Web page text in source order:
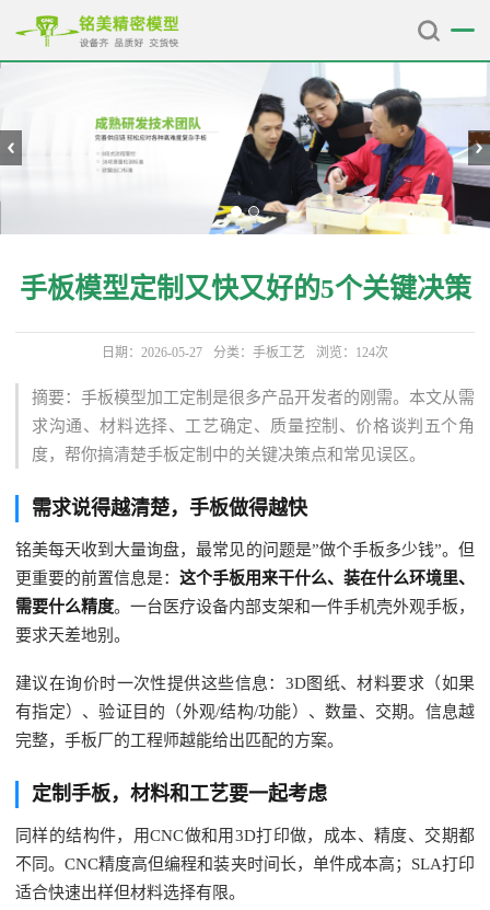
手板模型定制又快又好的5个关键决策
日期：2026-05-27 分类： 手板工艺 浏览：124次
摘要：手板模型加工定制是很多产品开发者的刚需。本文从需
求沟通、材料选择、工艺确定、质量控制、价格谈判五个角
度，帮你搞清楚手板定制中的关键决策点和常见误区。
需求说得越清楚，手板做得越快
铭美每天收到大量询盘，最常见的问题是”做个手板多少钱”。但
更重要的前置信息是： 这个手板用来干什么、装在什么环境里、
需要什么精度。一台医疗设备内部支架和一件手机壳外观手板，
要求天差地别。
建议在询价时一次性提供这些信息：3D图纸、材料要求（如果
有指定）、验证目的（外观/结构/功能）、数量、交期。信息越
完整，手板厂的工程师越能给出匹配的方案。
定制手板，材料和工艺要一起考虑
同样的结构件，用CNC做和用3D打印做，成本、精度、交期都
不同。CNC精度高但编程和装夹时间长，单件成本高；SLA打印
适合快速出样但材料选择有限。